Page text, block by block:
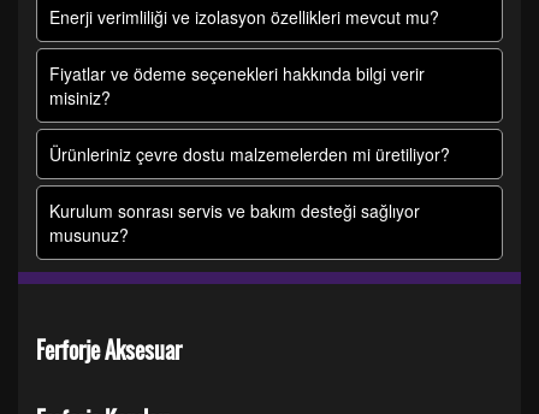
Enerji verimliliği ve izolasyon özellikleri mevcut mu?
Fiyatlar ve ödeme seçenekleri hakkında bilgi verir
misiniz?
Ürünleriniz çevre dostu malzemelerden mi üretiliyor?
Kurulum sonrası servis ve bakım desteği sağlıyor
musunuz?
Ferforje Aksesuar